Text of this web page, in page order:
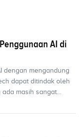
AI di
dengan mengandung
dapat ditindak oleh
ada masih sangat